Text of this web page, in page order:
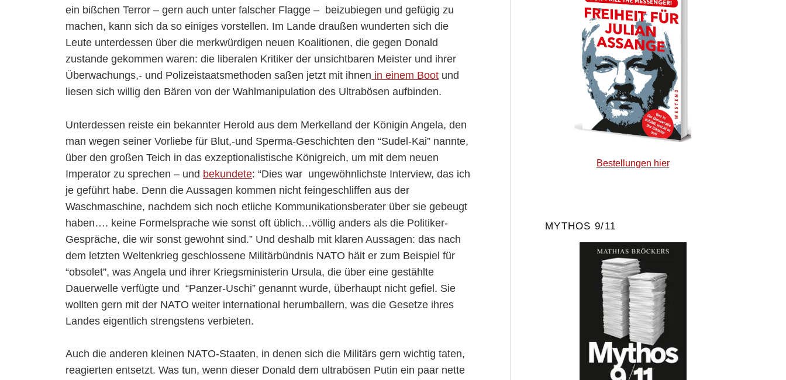
ein bißchen Terror – gern auch unter falscher Flagge – beizubiegen und gefügig zu
machen, kann sich da so einiges vorstellen. Im Lande draußen wunderten sich die
Leute unterdessen über die merkwürdigen neuen Koalitionen, die gegen Donald
zustande gekommen waren: die liberalen Kritiker der unsichtbaren Meister und ihrer
Überwachungs,- und Polizeistaatsmethoden saßen jetzt mit ihnen in einem Boot und
liesen sich willig den Bären von der Wahlmanipulation des Ultrabösen aufbinden.
Unterdessen reiste ein bekannter Herold aus dem Merkelland der Königin Angela, den
man wegen seiner Vorliebe für Blut,-und Sperma-Geschichten den “Sudel-Kai” nannte,
über den großen Teich in das exzeptionalistische Königreich, um mit dem neuen
Imperator zu sprechen – und bekundete: “Dies war ungewöhnlichste Interview, das ich
je geführt habe. Denn die Aussagen kommen nicht feingeschliffen aus der
Waschmaschine, nachdem sich noch etliche Kommunikationsberater über sie gebeugt
haben…. keine Formelsprache wie sonst oft üblich…völlig anders als die Politiker-
Gespräche, die wir sonst gewohnt sind.” Und deshalb mit klaren Aussagen: das nach
dem letzten Weltenkrieg geschlossene Militärbündnis NATO hält er zum Beispiel für
“obsolet”, was Angela und ihrer Kriegsministerin Ursula, die über eine gestählte
Dauerwelle verfügte und “Panzer-Uschi” genannt wurde, überhaupt nicht gefiel. Sie
wollten gern mit der NATO weiter international herumballern, was die Gesetze ihres
Landes eigentlich strengstens verbieten.
Auch die anderen kleinen NATO-Staaten, in denen sich die Militärs gern wichtig taten,
reagierten entsetzt. Was tun, wenn dieser Donald dem ultrabösen Putin ein paar nette
Bestellungen hier
MYTHOS 9/11